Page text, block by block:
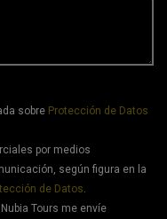
sobre Protección de Datos
por medios
según figura en la
de Datos
Tours me envíe